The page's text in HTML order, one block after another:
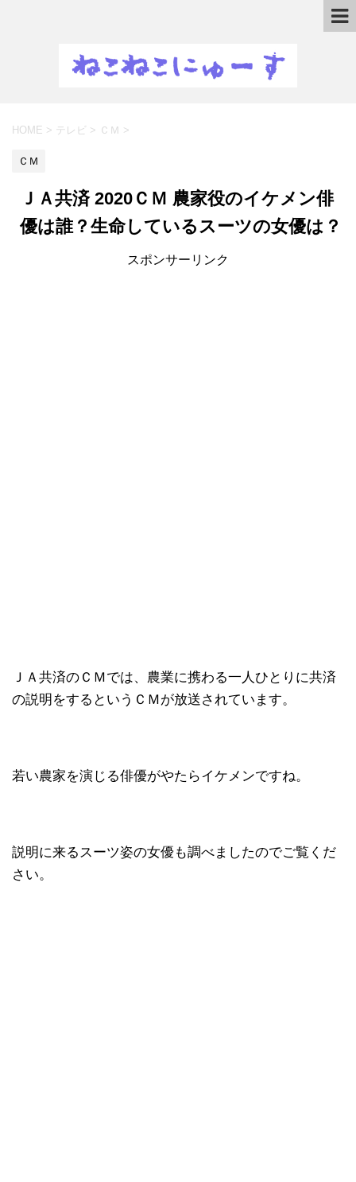
HOME > テレビ > ＣＭ >
ＣＭ
ＪＡ共済 2020ＣＭ 農家役のイケメン俳
優は誰？生命しているスーツの女優は？
スポンサーリンク
ＪＡ共済のＣＭでは、農業に携わる一人ひとりに共済
の説明をするというＣＭが放送されています。
若い農家を演じる俳優がやたらイケメンですね。
説明に来るスーツ姿の女優も調べましたのでご覧くだ
さい。